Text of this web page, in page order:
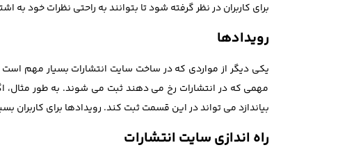
برای کاربران در نظر گرفته شود تا بتوانند به راحتی نظرات خود به
رویدادها
یکی دیگر از مواردی که در ساخت سایت انتشارات بسیار مهم
مهمی که در انتشارات رخ می دهند ثبت می شوند. به طور مثال،
بیاندازد می تواند در این قسمت ثبت کند. رویدادها برای
راه اندازی سایت انتشارات